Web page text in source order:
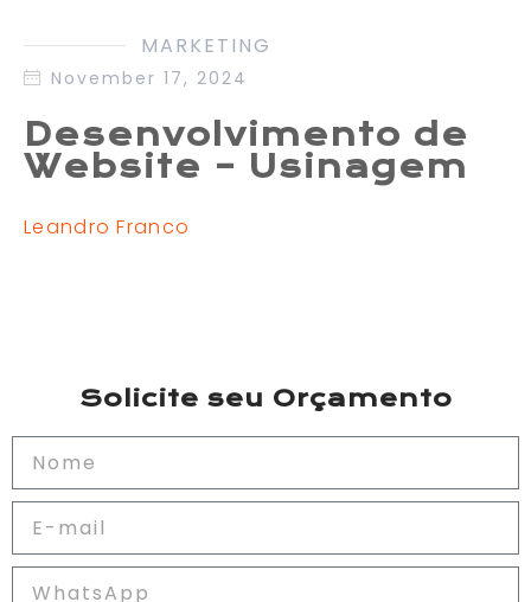
MARKETING
November 17, 2024
Desenvolvimento de
Website – Usinagem
Leandro Franco
Solicite seu Orçamento